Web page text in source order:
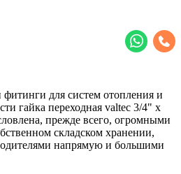
для систем отопления и
гайка переходная valtec 3/4" х
прежде всего, огромными
складском хранении,
напрямую и большими